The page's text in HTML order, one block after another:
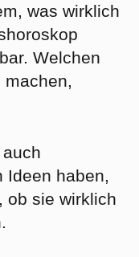
was wirklich
Welchen
machen,
Ideen haben,
ob sie wirklich